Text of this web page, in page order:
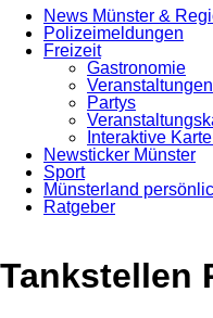
News Münster &
Polizeimeldungen
Freizeit
Gastronomie
Veranstaltungen
Partys
Interaktive
Newsticker Münster
Sport
Münsterland
Ratgeber
Anzeige
Tankstellen